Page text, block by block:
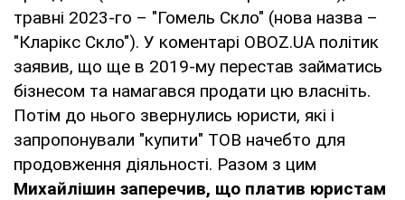
травні 2023-го – "Гомель Скло" (нова назва –
"Кларікс Скло"). У коментарі OBOZ.UA політик
заявив, що ще в 2019-му перестав займатись
бізнесом та намагався продати цю власніть.
Потім до нього звернулись юристи, які і
запропонували "купити" ТОВ начебто для
продовження діяльності. Разом з цим
Михайлішин заперечив, що платив юристам